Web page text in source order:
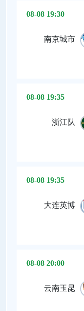
08-08 19:30
南京城市
08-08 19:35
浙江队
08-08 19:35
大连英博
08-08 20:00
云南玉昆